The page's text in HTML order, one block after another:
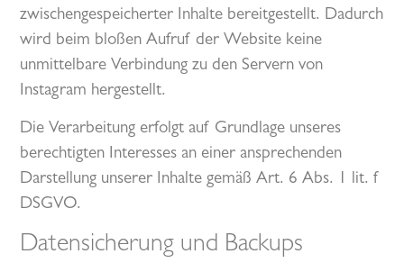
zwischengespeicherter Inhalte bereitgestellt. Dadurch
wird beim bloßen Aufruf der Website keine
unmittelbare Verbindung zu den Servern von
Instagram hergestellt.
Die Verarbeitung erfolgt auf Grundlage unseres
berechtigten Interesses an einer ansprechenden
Darstellung unserer Inhalte gemäß Art. 6 Abs. 1 lit. f
DSGVO.
Datensicherung und Backups